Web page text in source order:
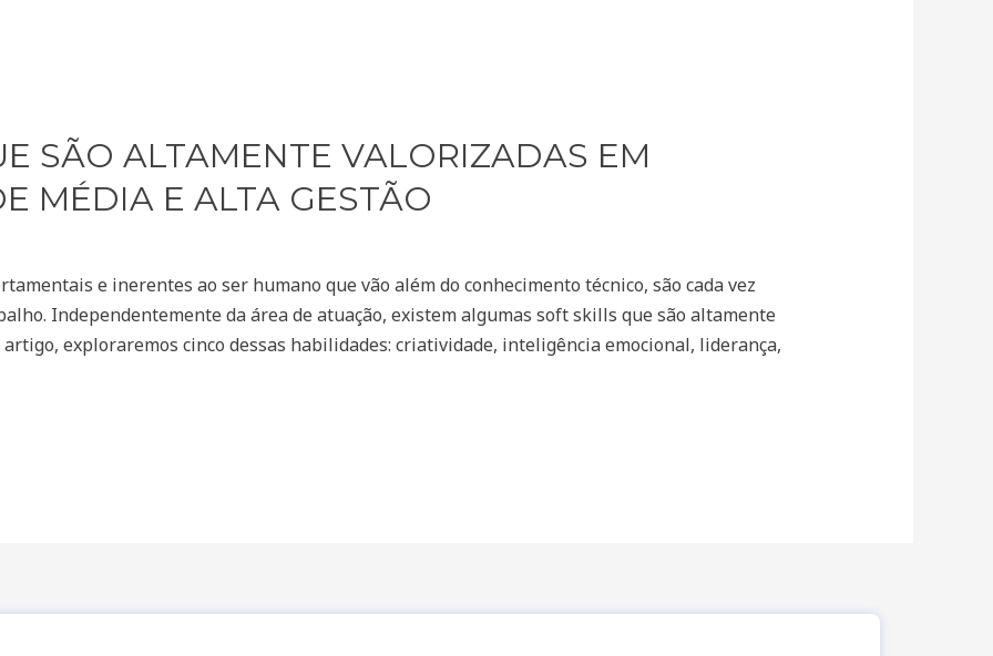
SÃO ALTAMENTE VALORIZADAS EM
MÉDIA E ALTA GESTÃO
e inerentes ao ser humano que vão além do conhecimento técnico, são cada vez
Independentemente da área de atuação, existem algumas soft skills que são altamente
exploraremos cinco dessas habilidades: criatividade, inteligência emocional, liderança,